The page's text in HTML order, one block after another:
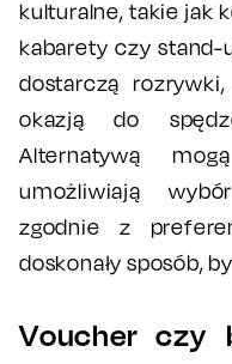
kulturalne, takie jak
kabarety czy stand-
dostarczą
okazją do
Alternatywą
umożliwiają
zgodnie z
doskonały sposób,
Voucher czy